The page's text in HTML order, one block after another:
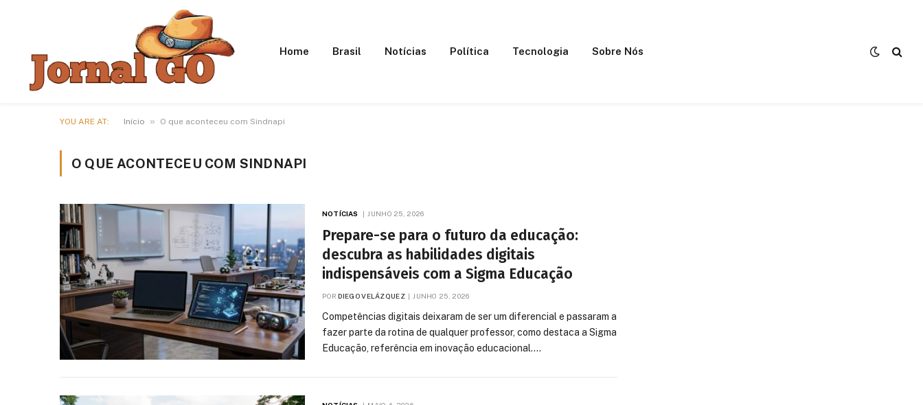
Home Brasil Notícias Política Tecnologia Sobre Nós
YOU ARE AT: Início » O que aconteceu com Sindnapi
O QUE ACONTECEU COM SINDNAPI
NOTÍCIAS JUNHO 25, 2026
Prepare-se para o futuro da educação:
descubra as habilidades digitais
indispensáveis com a Sigma Educação
POR DIEGO VELÁZQUEZ JUNHO 25, 2026
Competências digitais deixaram de ser um diferencial e passaram a
fazer parte da rotina de qualquer professor, como destaca a Sigma
Educação, referência em inovação educacional.…